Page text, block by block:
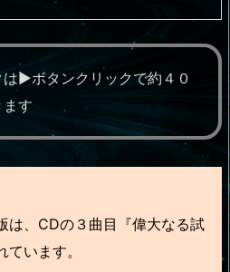
は▶️ボタンクリックで約４０
す
は、CDの３曲目『偉大なる試
います。